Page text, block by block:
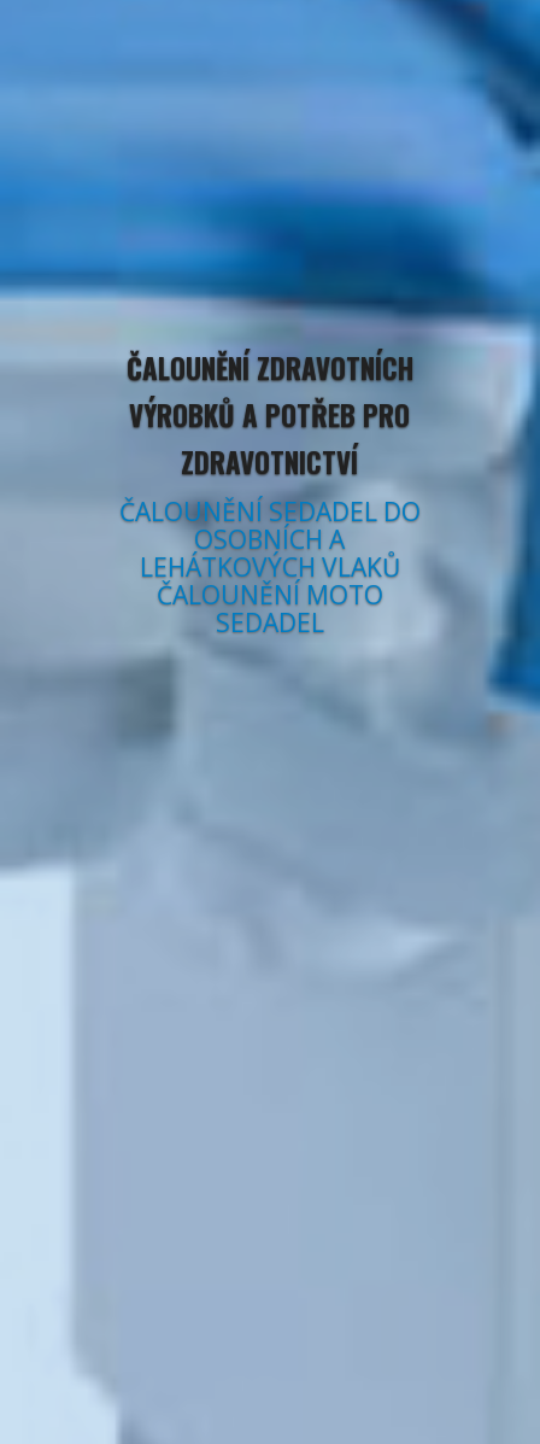
ČALOUNĚNÍ ZDRAVOTNÍCH
VÝROBKŮ A POTŘEB PRO
ZDRAVOTNICTVÍ
ČALOUNĚNÍ SEDADEL DO
OSOBNÍCH A
LEHÁTKOVÝCH VLAKŮ
ČALOUNĚNÍ MOTO
SEDADEL